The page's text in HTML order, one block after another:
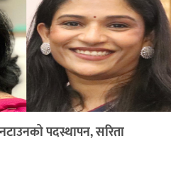
पदस्थापन, सरिता